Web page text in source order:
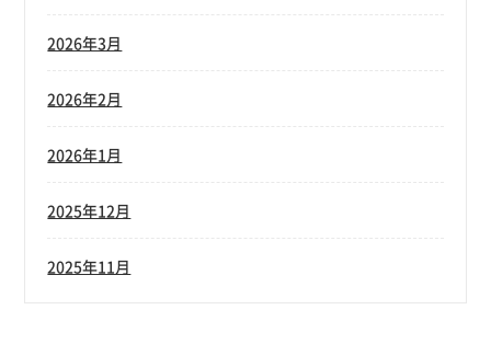
2026年3月
2026年2月
2026年1月
2025年12月
2025年11月